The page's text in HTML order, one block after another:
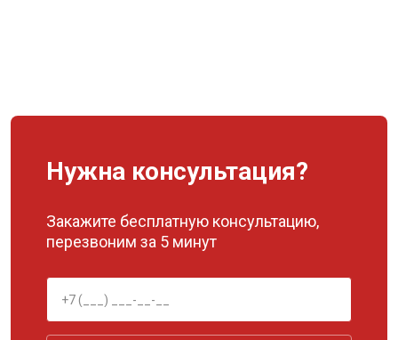
Нужна консультация?
Закажите бесплатную консультацию,
перезвоним за 5 минут